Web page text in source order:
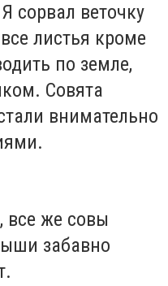
сорвал веточку
листья кроме
по земле,
Совята
внимательно
все же совы
забавно